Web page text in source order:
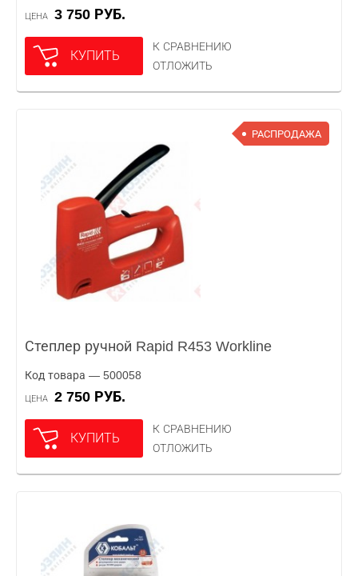
ЦЕНА 3 750 РУБ.
КУПИТЬ
К СРАВНЕНИЮ
ОТЛОЖИТЬ
РАСПРОДАЖА
Степлер ручной Rapid R453 Workline
Код товара — 500058
ЦЕНА 2 750 РУБ.
КУПИТЬ
К СРАВНЕНИЮ
ОТЛОЖИТЬ